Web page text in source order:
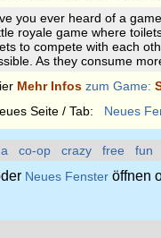
you ever heard of a
royale game where
to compete with each
As they consume
Mehr Infos zum Game:
Seite / Tab: Neues
co-op crazy free fun
Neues Fenster öffnen